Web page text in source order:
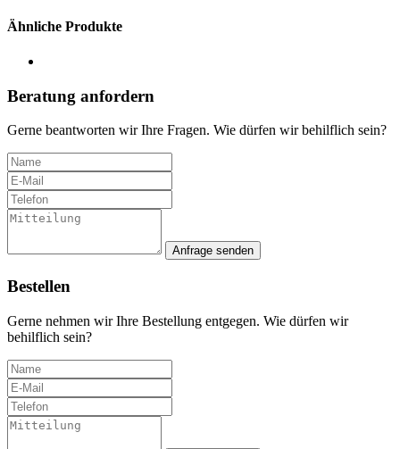
Ähnliche Produkte
Beratung anfordern
Gerne beantworten wir Ihre Fragen. Wie dürfen wir behilflich sein?
Anfrage senden
Bestellen
Gerne nehmen wir Ihre Bestellung entgegen. Wie dürfen wir
behilflich sein?